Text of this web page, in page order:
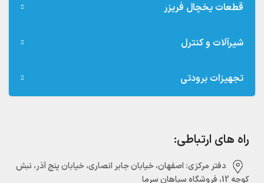
قطعات یخچال فریزر
شیرآلات و کنترل
تجهیزات برودتی
راه های ارتباطی:
دفتر مرکزی:‌ اصفهان، خیابان جابر انصاری، خیابان پنج آذر، نبش
کوچه 12، فروشگاه سپاهان سرما